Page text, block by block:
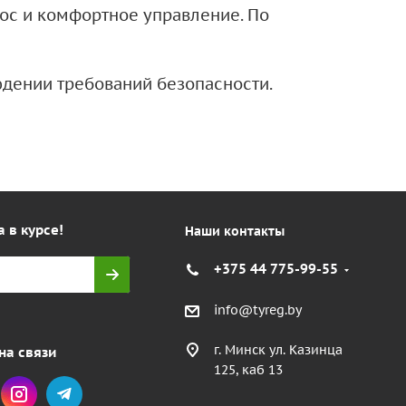
и комфортное управление. По
требований безопасности.
в курсе!
связи
Наши контакты
+375 44 775-99-55
info@tyreg.by
г. Минск ул. Казинца
125, каб 13